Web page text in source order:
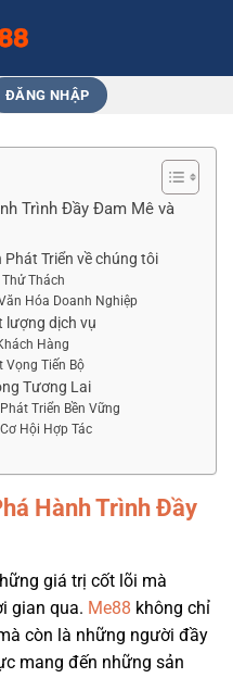
ĐĂNG NHẬP
Trình Đầy Đam Mê và
Phát Triển về chúng tôi
Thách
Hóa Doanh Nghiệp
lượng dịch vụ
Hàng
Vọng Tiến Bộ
Tương Lai
Triển Bền Vững
Hội Hợp Tác
Hành Trình Đầy
giá trị cốt lõi mà
gian qua. Me88 không chỉ
còn là những người đầy
mang đến những sản